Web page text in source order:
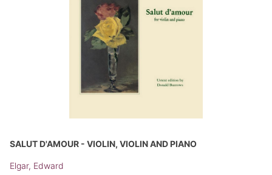
SALUT D'AMOUR - VIOLIN, VIOLIN AND PIANO
Elgar, Edward